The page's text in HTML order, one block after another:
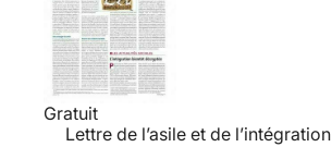
Gratuit
Lettre de l’asile et de l’intégration